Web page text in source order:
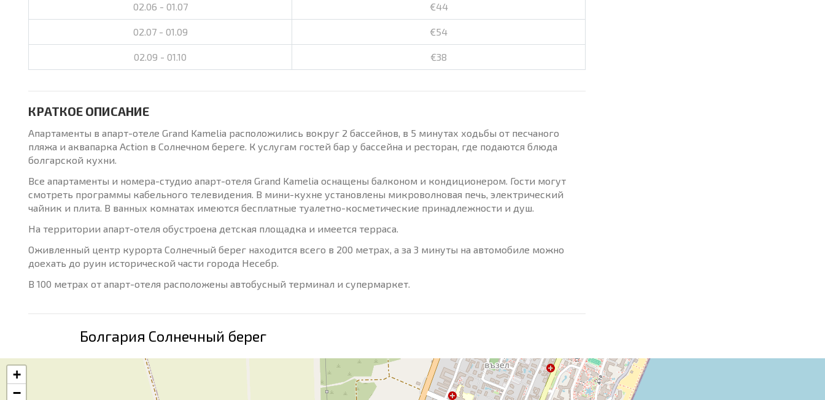
02.06 - 01.07 €44
02.07 - 01.09 €54
02.09 - 01.10 €38
КРАТКОЕ ОПИСАНИЕ
Апартаменты в апарт-отеле Grand Kamelia расположились вокруг 2 бассейнов, в 5 минутах ходьбы от песчаного
пляжа и аквапарка Action в Солнечном береге. К услугам гостей бар у бассейна и ресторан, где подаются блюда
болгарской кухни.
Все апартаменты и номера-студио апарт-отеля Grand Kamelia оснащены балконом и кондиционером. Гости могут
смотреть программы кабельного телевидения. В мини-кухне установлены микроволновая печь, электрический
чайник и плита. В ванных комнатах имеются бесплатные туалетно-косметические принадлежности и душ.
На территории апарт-отеля обустроена детская площадка и имеется терраса.
Оживленный центр курорта Солнечный берег находится всего в 200 метрах, а за 3 минуты на автомобиле можно
доехать до руин исторической части города Несебр.
В 100 метрах от апарт-отеля расположены автобусный терминал и супермаркет.
Болгария Солнечный берег
+
−